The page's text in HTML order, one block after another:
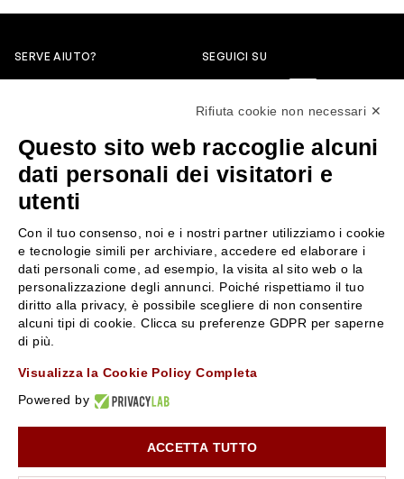
SERVE AIUTO?
servizioclienti@rossiprofumi.it
SEGUICI SU
SERVIZIO CLIENTI
Resi e rimborsi
Pagamenti
Spedizione
Condizioni generali di vendita
Privacy Policy
Chi siamo
Contattaci
Negozi
Attiva la Rossi Card
Lavora con noi
10% di Sconto sul primo ordine!*
Iscriviti alla newsletter e rimani aggiornato con le novità e
Rifiuta cookie non necessari ✕
Questo sito web raccoglie alcuni
dati personali dei visitatori e
utenti
Con il tuo consenso, noi e i nostri partner utilizziamo i cookie
e tecnologie simili per archiviare, accedere ed elaborare i
dati personali come, ad esempio, la visita al sito web o la
personalizzazione degli annunci. Poiché rispettiamo il tuo
diritto alla privacy, è possibile scegliere di non consentire
alcuni tipi di cookie. Clicca su preferenze GDPR per saperne
di più.
Visualizza la Cookie Policy Completa
Powered by
ACCETTA TUTTO